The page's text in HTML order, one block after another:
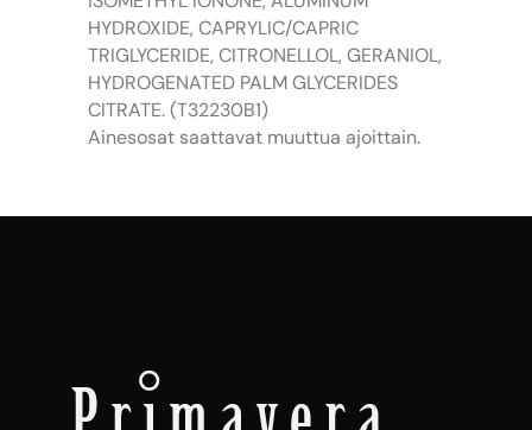
HYDROXIDE, CAPRYLIC/CAPRIC
TRIGLYCERIDE, CITRONELLOL, GERANIOL,
HYDROGENATED PALM GLYCERIDES
CITRATE. (T32230B1)
Ainesosat saattavat muuttua ajoittain.